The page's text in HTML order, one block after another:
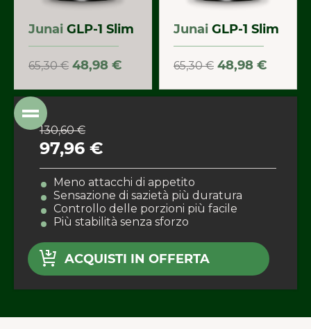
Junai GLP-1 Slim
65,30 € 48,98 €
Junai GLP-1 Slim
65,30 € 48,98 €
130,60 €
97,96 €
Meno attacchi di appetito
Sensazione di sazietà più duratura
Controllo delle porzioni più facile
Più stabilità senza sforzo
ACQUISTI IN OFFERTA